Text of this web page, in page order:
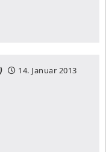
14. Januar 2013